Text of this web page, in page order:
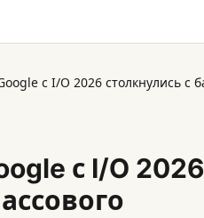
с I/O 2026